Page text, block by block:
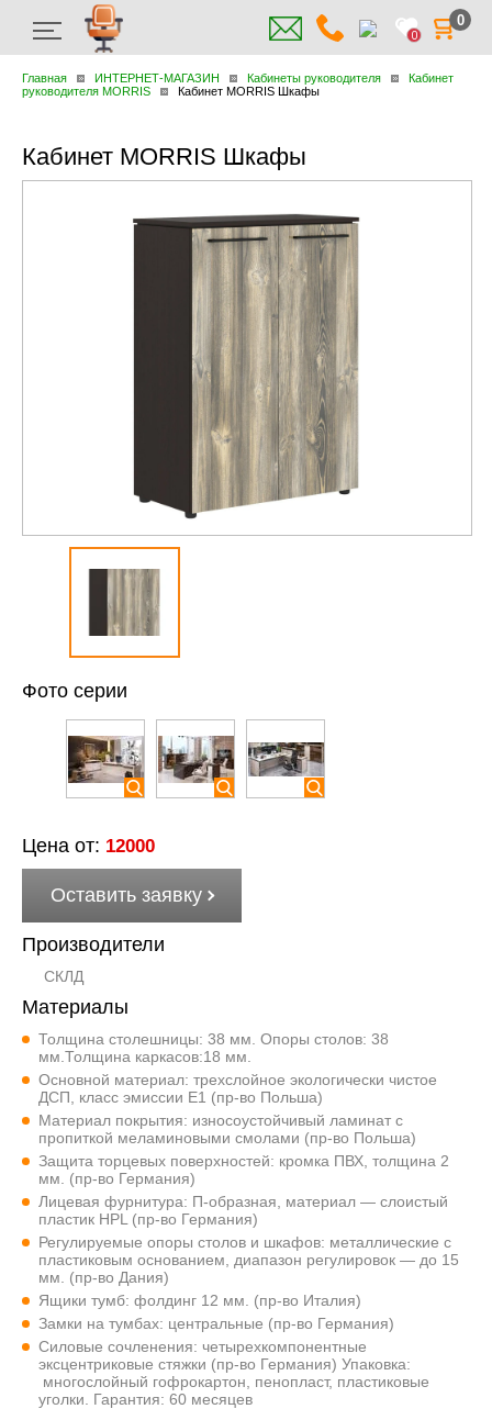
0
0
Главная ИНТЕРНЕТ-МАГАЗИН Кабинеты руководителя
Кабинет
руководителя MORRIS
Кабинет MORRIS Шкафы
Кабинет MORRIS Шкафы
Фото серии
Цена от: 12000
Оставить заявку
Производители
СКЛД
Материалы
Толщина столешницы: 38 мм. Опоры столов: 38
мм.Толщина каркасов:18 мм.
Основной материал: трехслойное экологически чистое
ДСП, класс эмиссии Е1 (пр-во Польша)
Материал покрытия: износоустойчивый ламинат с
пропиткой меламиновыми смолами (пр-во Польша)
Защита торцевых поверхностей: кромка ПВХ, толщина 2
мм. (пр-во Германия)
Лицевая фурнитура: П-образная, материал — слоистый
пластик HPL (пр-во Германия)
Регулируемые опоры столов и шкафов: металлические с
пластиковым основанием, диапазон регулировок — до 15
мм. (пр-во Дания)
Ящики тумб: фолдинг 12 мм. (пр-во Италия)
Замки на тумбах: центральные (пр-во Германия)
Силовые сочленения: четырехкомпонентные
эксцентриковые стяжки (пр-во Германия) Упаковка:
многослойный гофрокартон, пенопласт, пластиковые
уголки. Гарантия: 60 месяцев